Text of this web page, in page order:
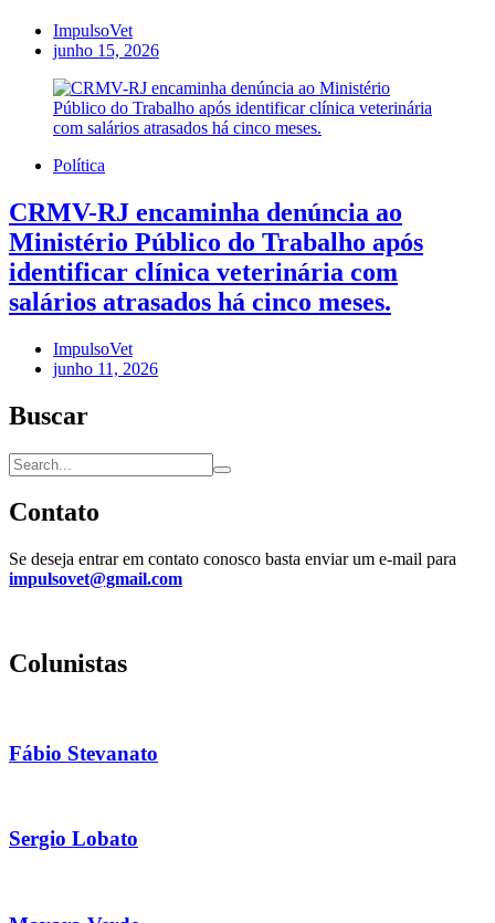
ImpulsoVet
junho 15, 2026
Política
CRMV-RJ encaminha denúncia ao
Ministério Público do Trabalho após
identificar clínica veterinária com
salários atrasados há cinco meses.
ImpulsoVet
junho 11, 2026
Buscar
Contato
Se deseja entrar em contato conosco basta enviar um e-mail para
impulsovet@gmail.com
Colunistas
Fábio Stevanato
Sergio Lobato